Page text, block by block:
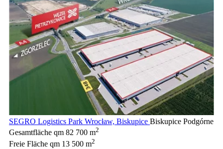
SEGRO Logistics Park Wrocław, Biskupice Biskupice Podgórne
Gesamtfläche qm 82 700 m2
Freie Fläche qm 13 500 m2